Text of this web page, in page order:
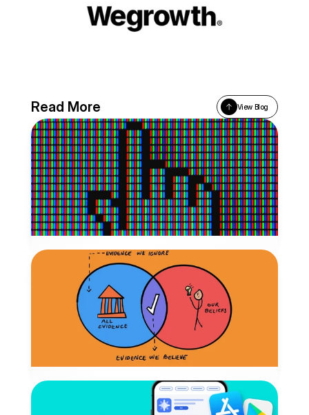
Read More View Blog
일상 속에 스며든 다크패턴(Dark
Patterns)
다크패턴은 사용자가 의도하지 않은 행동을 하도록 정교하게
설계된 사용자 인터페이스를 의미하며 사용자를 기만하며 이
익을 추구하는 것을 의미합니다.
MARKETING 2026년 6월 23일
똑똑한 조직이 잘못된 결정을 내리는 이유